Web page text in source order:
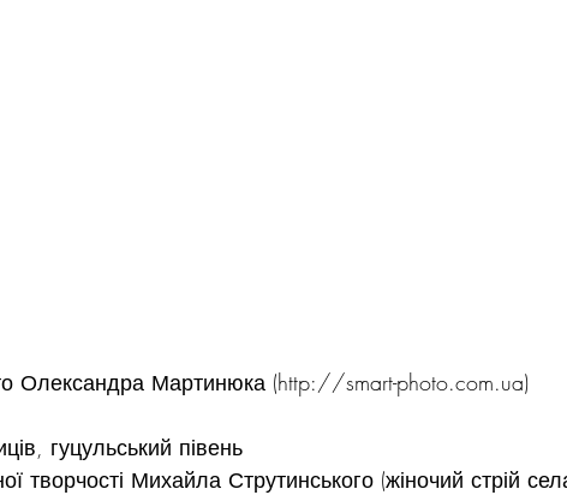
Олександра Мартинюка (http://smart-photo.com.ua)
гуцульський півень
творчості Михайла Струтинського (жіночий стрій